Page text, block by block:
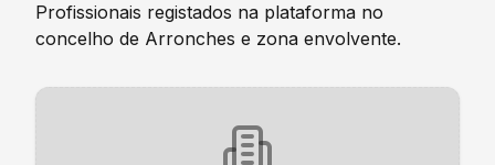
Profissionais registados na plataforma no
concelho de Arronches e zona envolvente.